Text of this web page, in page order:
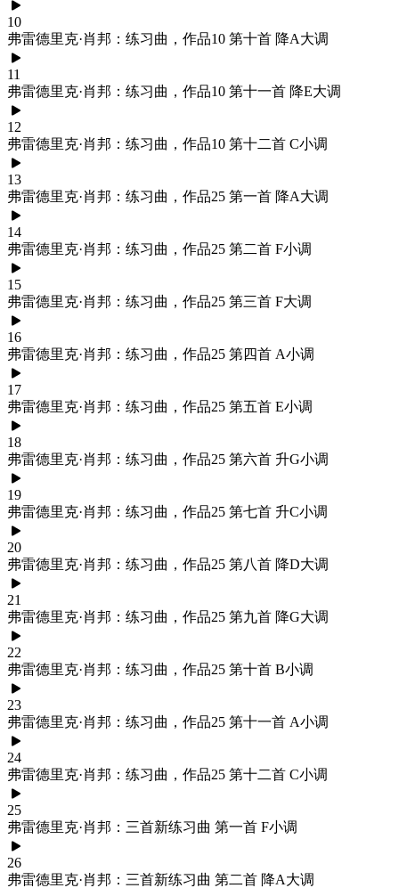
10
弗雷德里克·肖邦：练习曲，作品10 第十首 降A大调
11
弗雷德里克·肖邦：练习曲，作品10 第十一首 降E大调
12
弗雷德里克·肖邦：练习曲，作品10 第十二首 C小调
13
弗雷德里克·肖邦：练习曲，作品25 第一首 降A大调
14
弗雷德里克·肖邦：练习曲，作品25 第二首 F小调
15
弗雷德里克·肖邦：练习曲，作品25 第三首 F大调
16
弗雷德里克·肖邦：练习曲，作品25 第四首 A小调
17
弗雷德里克·肖邦：练习曲，作品25 第五首 E小调
18
弗雷德里克·肖邦：练习曲，作品25 第六首 升G小调
19
弗雷德里克·肖邦：练习曲，作品25 第七首 升C小调
20
弗雷德里克·肖邦：练习曲，作品25 第八首 降D大调
21
弗雷德里克·肖邦：练习曲，作品25 第九首 降G大调
22
弗雷德里克·肖邦：练习曲，作品25 第十首 B小调
23
弗雷德里克·肖邦：练习曲，作品25 第十一首 A小调
24
弗雷德里克·肖邦：练习曲，作品25 第十二首 C小调
25
弗雷德里克·肖邦：三首新练习曲 第一首 F小调
26
弗雷德里克·肖邦：三首新练习曲 第二首 降A大调